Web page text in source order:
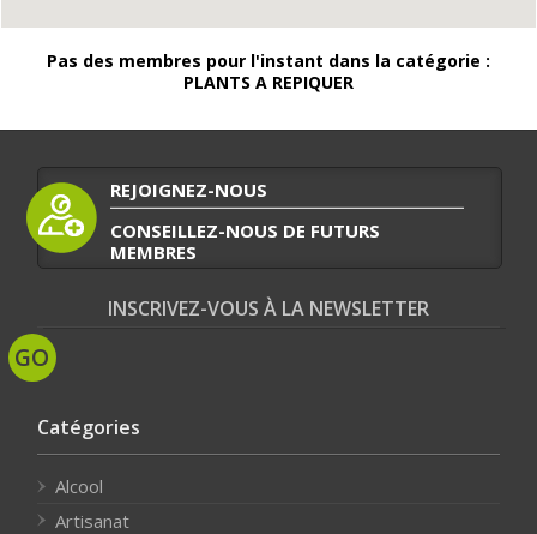
Pas des membres pour l'instant dans la catégorie :
PLANTS A REPIQUER
REJOIGNEZ-NOUS
CONSEILLEZ-NOUS DE FUTURS
MEMBRES
INSCRIVEZ-VOUS À LA NEWSLETTER
Catégories
Alcool
Artisanat